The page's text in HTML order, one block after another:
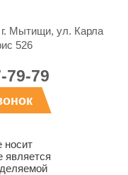
Мытищи, ул. Карла
526
79-79
носит
является